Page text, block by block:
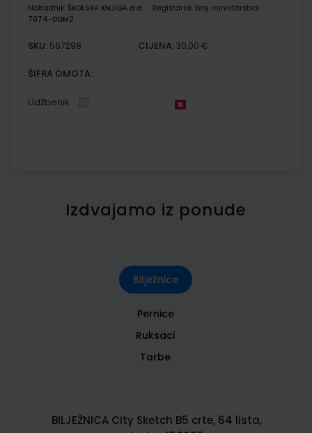
Nakladnik: ŠKOLSKA KNJIGA d.d.
Registarski broj ministarstva:
7074-DOM2
SKU: 567298 CIJENA: 30,00 €
ŠIFRA OMOTA:
Udžbenik
Izdvajamo iz ponude
Bilježnice
Pernice
Ruksaci
Torbe
BILJEŽNICA City Sketch B5 crte, 64 lista,